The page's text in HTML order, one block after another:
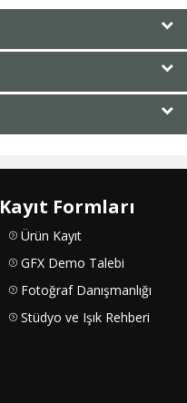
Kayıt Formları
Ürün Kayıt
GFX Demo Talebi
Fotoğraf Danışmanlığı
Stüdyo ve Işık Rehberi